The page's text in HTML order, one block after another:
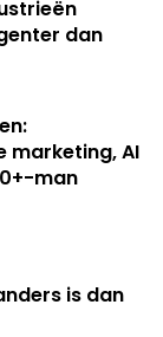
dan
marketing, AI
man
is dan